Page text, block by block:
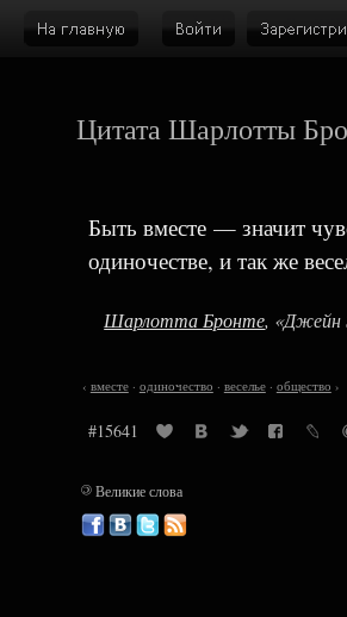
Цитата Шарлотты
Быть вместе — значит
одиночестве, и так же
Шарлотта Бронте, «Джейн
‹ вместе· одиночество · веселье· общество ›
#15641
©Великие слова